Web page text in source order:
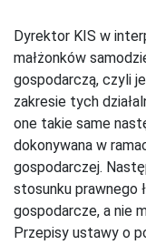
Dyrektor KIS w
małżonków
gospodarczą, czyli
zakresie tych
one takie same
dokonywana w
gospodarczej.
stosunku prawnego
gospodarcze, a nie
Przepisy ustawy o